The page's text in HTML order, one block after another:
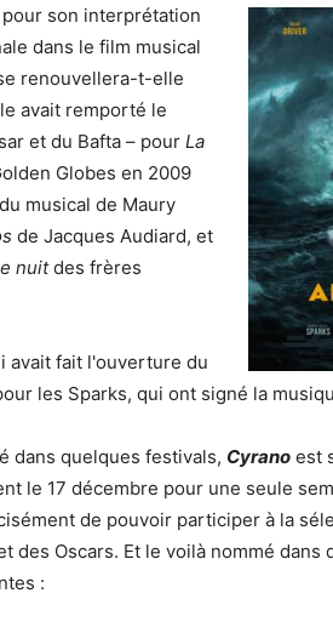
pour son interprétation
dans le film musical
renouvellera-t-elle
avait remporté le
et du Bafta – pour La
Globes en 2009
musical de Maury
de Jacques Audiard, et
nuitdes frères
avait fait l'ouverture du
les Sparks, qui ont signé la
dans quelques festivals, Cyrano est
le 17 décembre pour une seule
de pouvoir participer à la
des Oscars. Et le voilà nommé dans
: